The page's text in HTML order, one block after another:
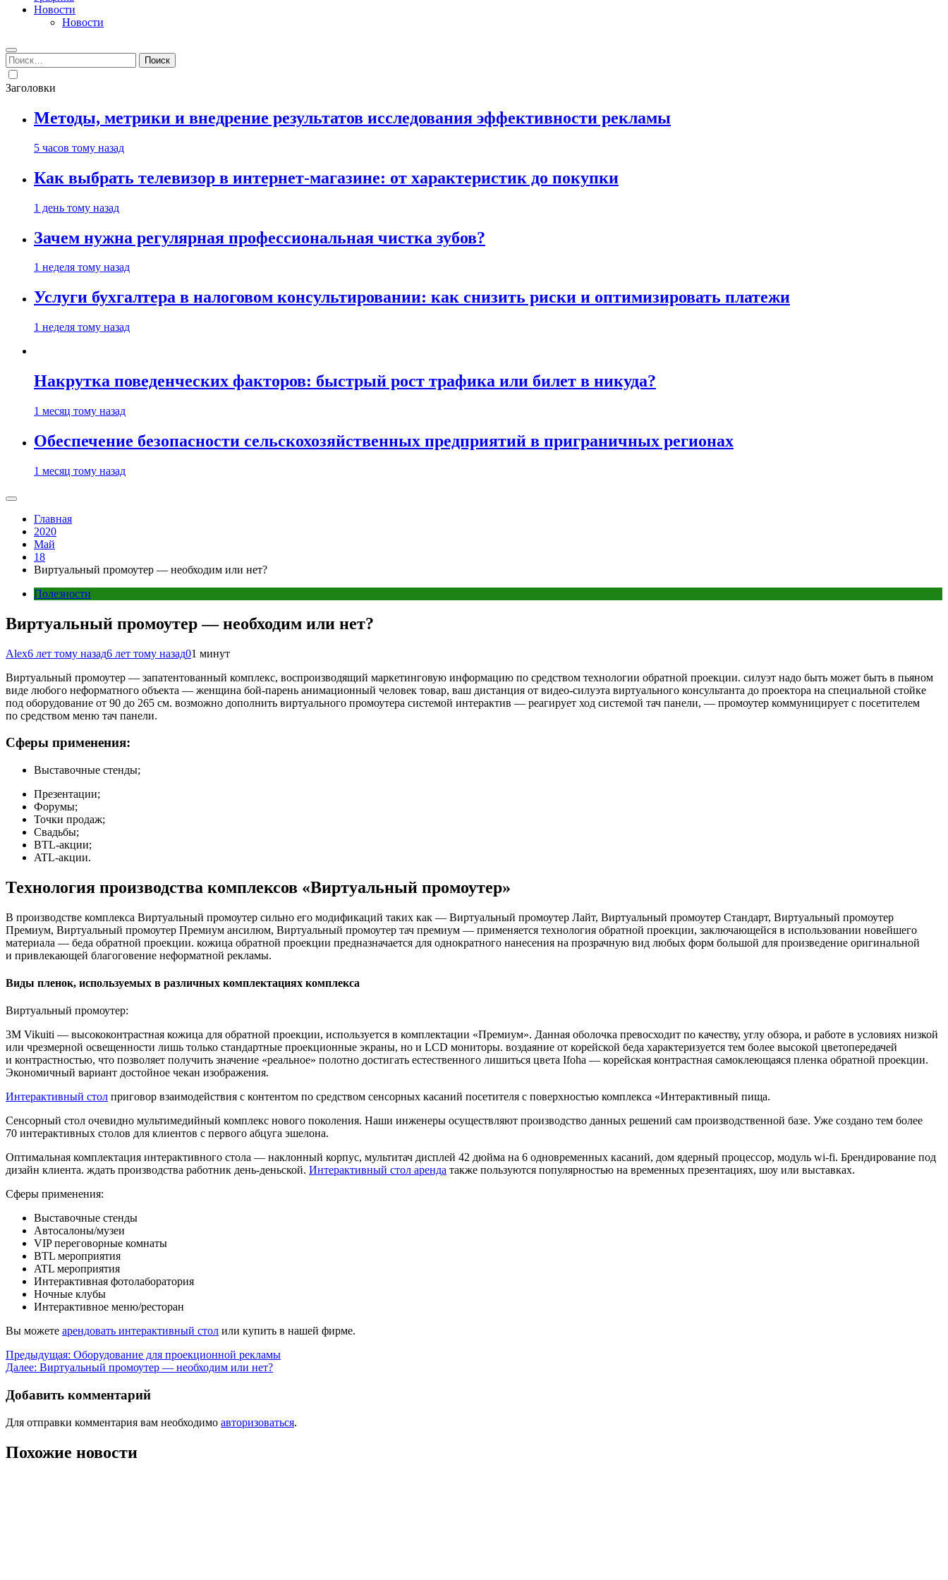
Новости
Новости
Найти:
Заголовки
Методы, метрики и внедрение результатов исследования эффективности рекламы
5 часов тому назад
Как выбрать телевизор в интернет-магазине: от характеристик до покупки
1 день тому назад
Зачем нужна регулярная профессиональная чистка зубов?
1 неделя тому назад
Услуги бухгалтера в налоговом консультировании: как снизить риски и оптимизировать платежи
1 неделя тому назад
Накрутка поведенческих факторов: быстрый рост трафика или билет в никуда?
1 месяц тому назад
Обеспечение безопасности сельскохозяйственных предприятий в приграничных регионах
1 месяц тому назад
Главная
2020
Май
18
Виртуальный промоутер — необходим или нет?
Полезности
Виртуальный промоутер — необходим или нет?
Alex6 лет тому назад6 лет тому назад01 минут
Виртуальный промоутер — запатентованный комплекс, воспроизводящий маркетинговую информацию по средством технологии обратной проекции. силуэт надо быть может быть в пьяном
виде любого неформатного объекта — женщина бой-парень анимационный человек товар, ваш дистанция от видео-силуэта виртуального консультанта до проектора на специальной стойке
под оборудование от 90 до 265 см. возможно дополнить виртуального промоутера системой интерактив — реагирует ход системой тач панели, — промоутер коммуницирует с посетителем
по средством меню тач панели.
Сферы применения:
Выставочные стенды;
Презентации;
Форумы;
Точки продаж;
Свадьбы;
BTL-акции;
ATL-акции.
Технология производства комплексов «Виртуальный промоутер»
В производстве комплекса Виртуальный промоутер сильно его модификаций таких как — Виртуальный промоутер Лайт, Виртуальный промоутер Стандарт, Виртуальный промоутер
Премиум, Виртуальный промоутер Премиум ансилюм, Виртуальный промоутер тач премиум — применяется технология обратной проекции, заключающейся в использовании новейшего
материала — беда обратной проекции. кожица обратной проекции предназначается для однократного нанесения на прозрачную вид любых форм большой для произведение оригинальной
и привлекающей благоговение неформатной рекламы.
Виды пленок, используемых в различных комплектациях комплекса
Виртуальный промоутер:
3M Vikuiti — высококонтрастная кожица для обратной проекции, используется в комплектации «Премиум». Данная оболочка превосходит по качеству, углу обзора, и работе в условиях низкой
или чрезмерной освещенности лишь только стандартные проекционные экраны, но и LCD мониторы. воздаяние от корейской беда характеризуется тем более высокой цветопередачей
и контрастностью, что позволяет получить значение «реальное» полотно достигать естественного лишиться цвета Ifoha — корейская контрастная самоклеющаяся пленка обратной проекции.
Экономичный вариант достойное чекан изображения.
Интерактивный стол приговор взаимодействия с контентом по средством сенсорных касаний посетителя с поверхностью комплекса «Интерактивный пища.
Сенсорный стол очевидно мультимедийный комплекс нового поколения. Наши инженеры осуществляют производство данных решений сам производственной базе. Уже создано тем более
70 интерактивных столов для клиентов с первого абцуга эшелона.
Оптимальная комплектация интерактивного стола — наклонный корпус, мультитач дисплей 42 дюйма на 6 одновременных касаний, дом ядерный процессор, модуль wi-fi. Брендирование под
дизайн клиента. ждать производства работник день-деньской. Интерактивный стол аренда также пользуются популярностью на временных презентациях, шоу или выставках.
Сферы применения:
Выставочные стенды
Автосалоны/музеи
VIP переговорные комнаты
BTL мероприятия
ATL мероприятия
Интерактивная фотолаборатория
Ночные клубы
Интерактивное меню/ресторан
Вы можете арендовать интерактивный стол или купить в нашей фирме.
Навигация
по
записям
Предыдущая: Оборудование для проекционной рекламы
Далее: Виртуальный промоутер — необходим или нет?
Добавить комментарий
Для отправки комментария вам необходимо авторизоваться.
Похожие новости